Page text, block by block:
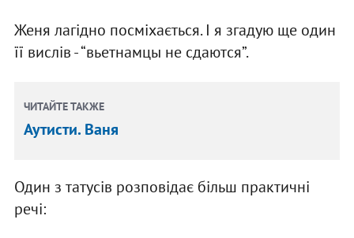
Женя лагідно посміхається. І я згадую ще один
її вислів - “вьетнамцы не сдаются”.
ЧИТАЙТЕ ТАКЖЕ
Аутисти. Ваня
Один з татусів розповідає більш практичні
речі: